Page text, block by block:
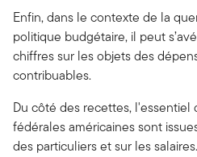
Enfin, dans le contexte de la
politique budgétaire, il peut
chiffres sur les objets des
contribuables.
Du côté des recettes, l'essentiel
fédérales américaines sont
des particuliers et sur les